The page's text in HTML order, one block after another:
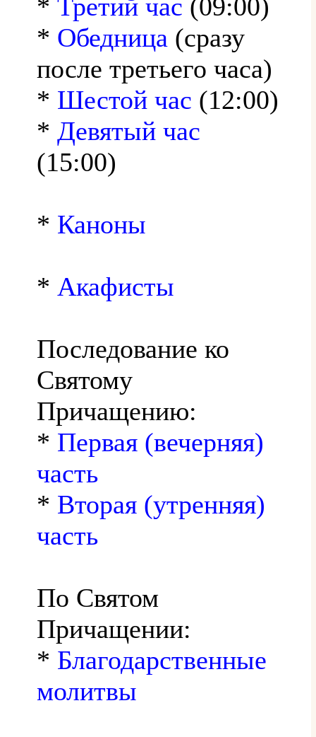
* Третий час (09:00)
* Обедница (сразу
после третьего часа)
* Шестой час (12:00)
* Девятый час
(15:00)
* Каноны
* Акафисты
Последование ко
Святому
Причащению:
* Первая (вечерняя)
часть
* Вторая (утренняя)
часть
По Святом
Причащении:
* Благодарственные
молитвы